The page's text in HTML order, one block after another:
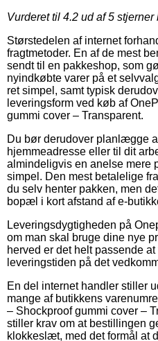
Vurderet til 4.2 ud af 5 stjerner
Størstedelen af internet
fragtmetoder. En af de mest
sendt til en pakkeshop, som
nyindkøbte varer på et
ret simpel, samt typisk
leveringsform ved køb af
gummi cover – Transparent.
Du bør derudover planlægge
hjemmeadresse eller til dit
almindeligvis en anelse mere
simpel. Den mest betalelige
du selv henter pakken, men
bopæl i kort afstand af e-
Leveringsdygtigheden på
om man skal bruge dine nye
herved er det helt passende
leveringstiden på det
En del internet handler stiller
mange af butikkens
– Shockproof gummi cover –
stiller krav om at bestillingen
klokkeslæt, med det formål at